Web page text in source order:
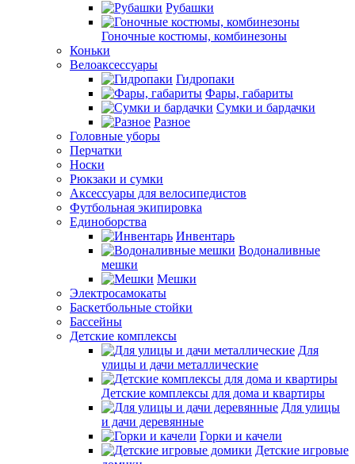
Рубашки
Гоночные костюмы, комбинезоны
Коньки
Велоаксессуары
Гидропаки
Фары, габариты
Сумки и бардачки
Разное
Головные уборы
Перчатки
Носки
Рюкзаки и сумки
Аксессуары для велосипедистов
Футбольная экипировка
Единоборства
Инвентарь
Водоналивные
мешки
Мешки
Электросамокаты
Баскетбольные стойки
Бассейны
Детские комплексы
Для
улицы и дачи металлические
Детские комплексы для дома и квартиры
Для улицы
и дачи деревянные
Горки и качели
Детские игровые